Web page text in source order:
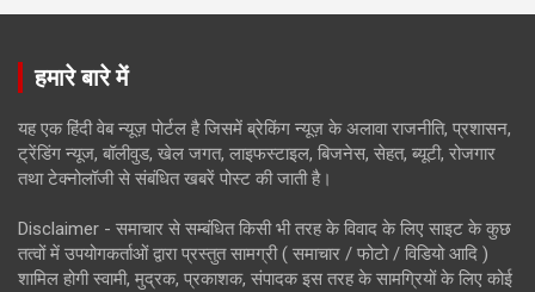
हमारे बारे में
यह एक हिंदी वेब न्यूज़ पोर्टल है जिसमें ब्रेकिंग न्यूज़ के अलावा राजनीति, प्रशासन,
ट्रेंडिंग न्यूज, बॉलीवुड, खेल जगत, लाइफस्टाइल, बिजनेस, सेहत, ब्यूटी, रोजगार
तथा टेक्नोलॉजी से संबंधित खबरें पोस्ट की जाती है।
Disclaimer - समाचार से सम्बंधित किसी भी तरह के विवाद के लिए साइट के कुछ
तत्वों में उपयोगकर्ताओं द्वारा प्रस्तुत सामग्री ( समाचार / फोटो / विडियो आदि )
शामिल होगी स्वामी, मुद्रक, प्रकाशक, संपादक इस तरह के सामग्रियों के लिए कोई